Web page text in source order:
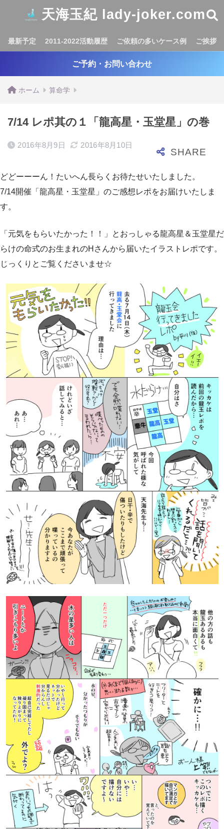
天海玉紀 lady-joker.com
最新予定 2011-2022活動履歴 ご依頼の多いケース例 ご挨拶
ご予約・お問い合わせ
ホーム 算命学
7/14 レポ其の１「龍高星・玉堂星」の巻
2016年8月9日 2016年8月10日
どどーーーん！たいへん長らくお待たせいたしました。
7/14開催「龍高星・玉堂星」のご感想レポをお届けいたしま
す。
「元気をもらいたかった！！」とおっしゃる龍高星＆玉堂星だ
らけの命式のお生まれのHさんから届いたイラストレポです。
じっくりとご覧くださいませ☆